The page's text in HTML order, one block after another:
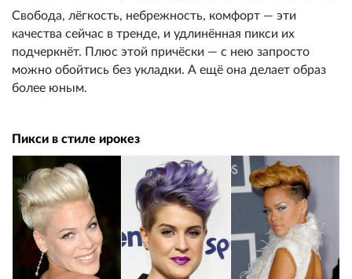
Свобода, лёгкость, небрежность, комфорт — эти
качества сейчас в тренде, и удлинённая пикси их
подчеркнёт. Плюс этой причёски — с нею запросто
можно обойтись без укладки. А ещё она делает образ
более юным.
Пикси в стиле ирокез